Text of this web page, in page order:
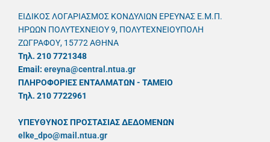
ΕΙΔΙΚΟΣ ΛΟΓΑΡΙΑΣΜΟΣ ΚΟΝΔΥΛΙΩΝ ΕΡΕΥΝΑΣ Ε.Μ.Π.
ΗΡΩΩΝ ΠΟΛΥΤΕΧΝΕΙΟΥ 9, ΠΟΛΥΤΕΧΝΕΙΟΥΠΟΛΗ
ΖΩΓΡΑΦΟΥ, 15772 ΑΘΗΝΑ
Τηλ. 210 7721348
Email: ereyna@central.ntua.gr
ΠΛΗΡΟΦΟΡΙΕΣ ΕΝΤΑΛΜΑΤΩΝ - ΤΑΜΕΙΟ
Τηλ. 210 7722961
ΥΠΕΥΘYΝΟΣ ΠΡΟΣΤΑΣΙΑΣ ΔΕΔΟΜΕΝΩΝ
elke_dpo@mail.ntua.gr